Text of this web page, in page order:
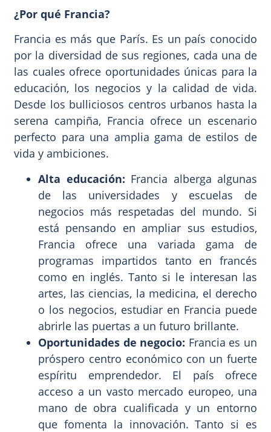
¿Por qué Francia?
Francia es más que París. Es un país conocido
por la diversidad de sus regiones, cada una de
las cuales ofrece oportunidades únicas para la
educación, los negocios y la calidad de vida.
Desde los bulliciosos centros urbanos hasta la
serena campiña, Francia ofrece un escenario
perfecto para una amplia gama de estilos de
vida y ambiciones.
Alta educación: Francia alberga algunas
de las universidades y escuelas de
negocios más respetadas del mundo. Si
está pensando en ampliar sus estudios,
Francia ofrece una variada gama de
programas impartidos tanto en francés
como en inglés. Tanto si le interesan las
artes, las ciencias, la medicina, el derecho
o los negocios, estudiar en Francia puede
abrirle las puertas a un futuro brillante.
Oportunidades de negocio: Francia es un
próspero centro económico con un fuerte
espíritu emprendedor. El país ofrece
acceso a un vasto mercado europeo, una
mano de obra cualificada y un entorno
que fomenta la innovación. Tanto si es